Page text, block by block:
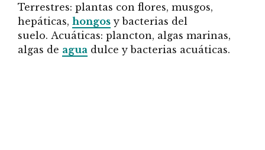
Terrestres: plantas con flores, musgos,
hepáticas, hongos y bacterias del
suelo. Acuáticas: plancton, algas marinas,
algas de agua dulce y bacterias acuáticas.